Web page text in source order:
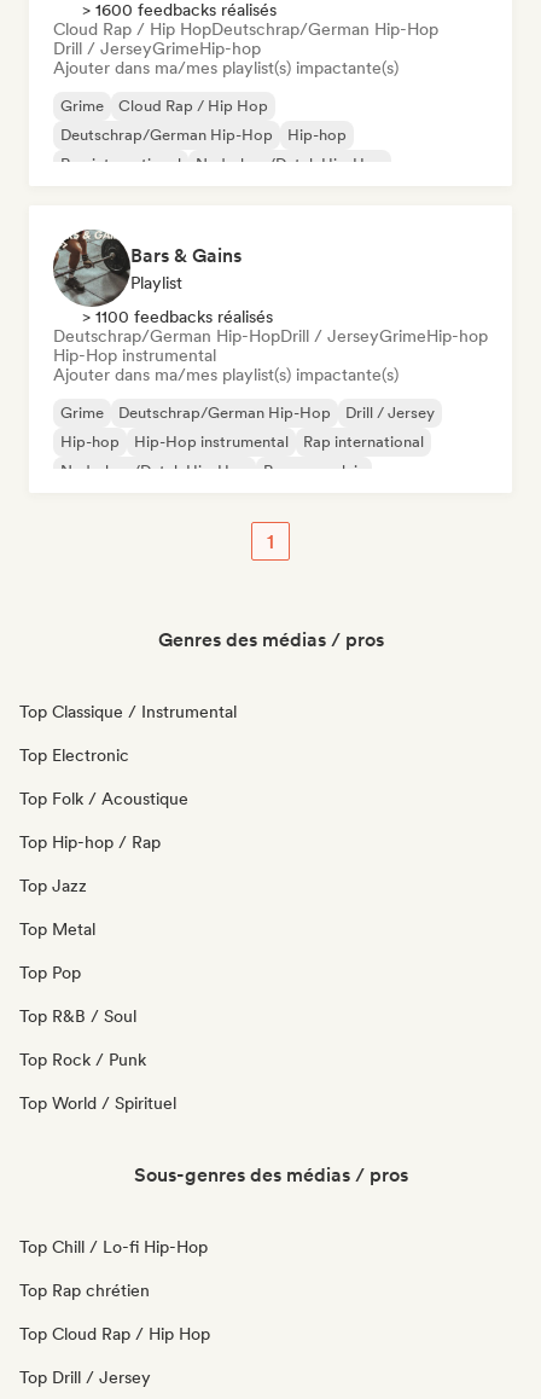
> 1600 feedbacks réalisés
Cloud Rap / Hip HopDeutschrap/German Hip-Hop
Drill / JerseyGrimeHip-hop
Ajouter dans ma/mes playlist(s) impactante(s)
Grime
Cloud Rap / Hip Hop
Deutschrap/German Hip-Hop
Hip-hop
Rap international
Nederhop/Dutch Hip-Hop
Bars & Gains
Playlist
> 1100 feedbacks réalisés
Deutschrap/German Hip-HopDrill / JerseyGrimeHip-hop
Hip-Hop instrumental
Ajouter dans ma/mes playlist(s) impactante(s)
Grime Deutschrap/German Hip-Hop
Drill / Jersey
Hip-hop
Hip-Hop instrumental
Rap international
Nederhop/Dutch Hip-Hop
Rap en anglais
1
Genres des médias / pros
Top Classique / Instrumental
Top Electronic
Top Folk / Acoustique
Top Hip-hop / Rap
Top Jazz
Top Metal
Top Pop
Top R&B / Soul
Top Rock / Punk
Top World / Spirituel
Sous-genres des médias / pros
Top Chill / Lo-fi Hip-Hop
Top Rap chrétien
Top Cloud Rap / Hip Hop
Top Drill / Jersey